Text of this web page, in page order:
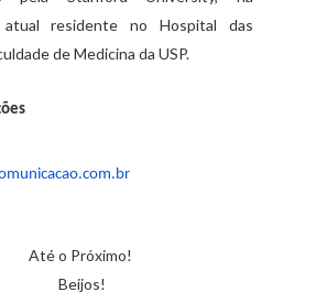
atual residente no Hospital das
de Medicina da USP.
Até o Próximo!
Beijos!